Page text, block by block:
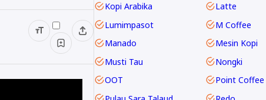
Kopi Arabika
Latte
Lumimpasot
M Coffee
Manado
Mesin Kopi
Musti Tau
Nongki
OOT
Point Coffee